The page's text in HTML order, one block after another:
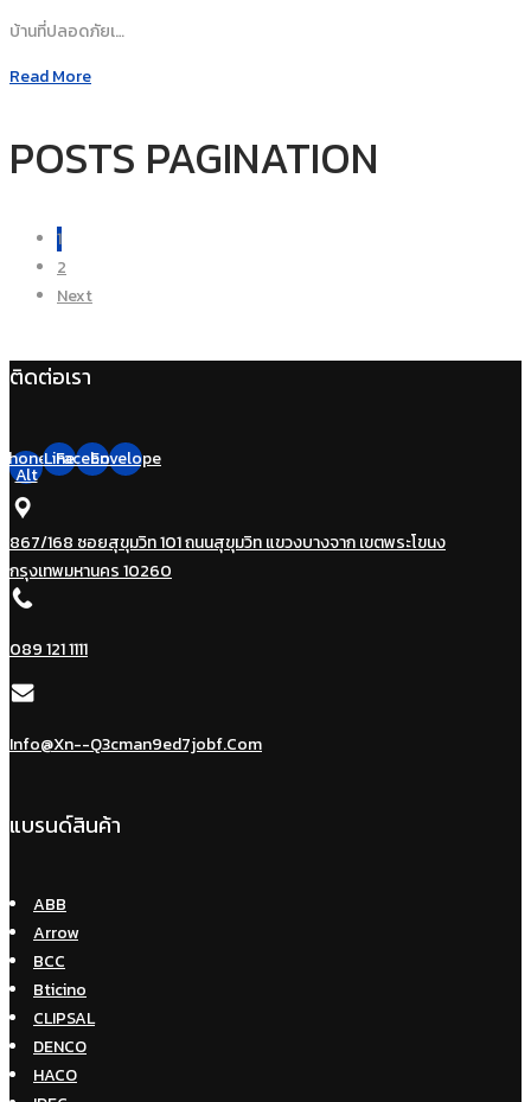
บ้านที่ปลอดภัยเ…
Read More
POSTS PAGINATION
1
2
Next
ติดต่อเรา
Alt
Line
Facebook
Envelope
867/168 ซอยสุขุมวิท 101 ถนนสุขุมวิท แขวงบางจาก เขตพระโขนง
กรุงเทพมหานคร 10260
089 121 1111
Info@xn--q3cman9ed7jobf.com
แบรนด์สินค้า
ABB
Arrow
BCC
Bticino
CLIPSAL
DENCO
HACO